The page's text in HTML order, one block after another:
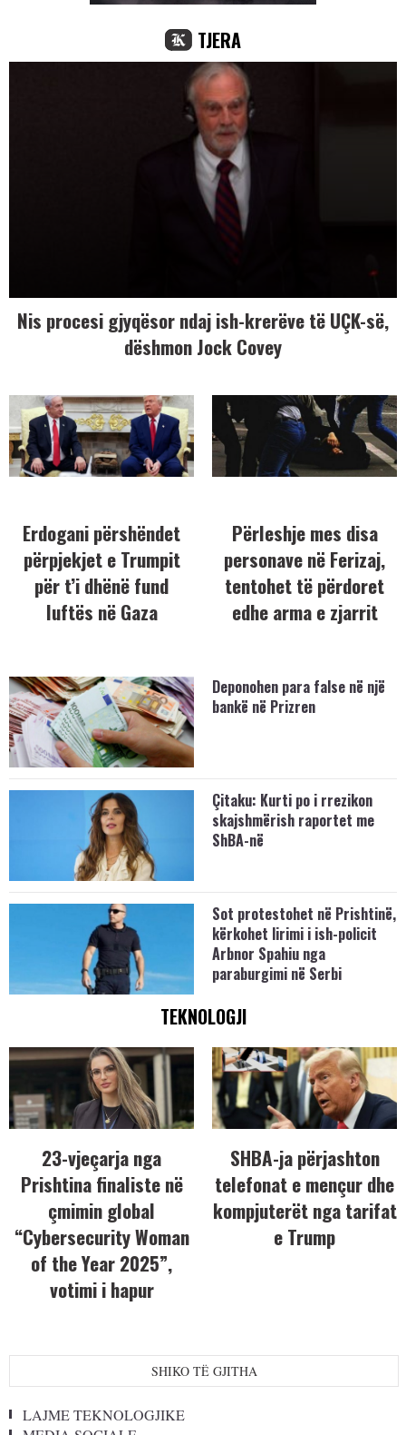
TJERA
Nis procesi gjyqësor ndaj ish-krerëve të UÇK-së,
dëshmon Jock Covey
Erdogani përshëndet
përpjekjet e Trumpit
për t’i dhënë fund
luftës në Gaza
Përleshje mes disa
personave në Ferizaj,
tentohet të përdoret
edhe arma e zjarrit
Deponohen para false në një
bankë në Prizren
Çitaku: Kurti po i rrezikon
skajshmërish raportet me
ShBA-në
Sot protestohet në Prishtinë,
kërkohet lirimi i ish-policit
Arbnor Spahiu nga
paraburgimi në Serbi
TEKNOLOGJI
23-vjeçarja nga
Prishtina finaliste në
çmimin global
“Cybersecurity Woman
of the Year 2025”,
votimi i hapur
SHBA-ja përjashton
telefonat e mençur dhe
kompjuterët nga tarifat
e Trump
SHIKO TË GJITHA
LAJME TEKNOLOGJIKE